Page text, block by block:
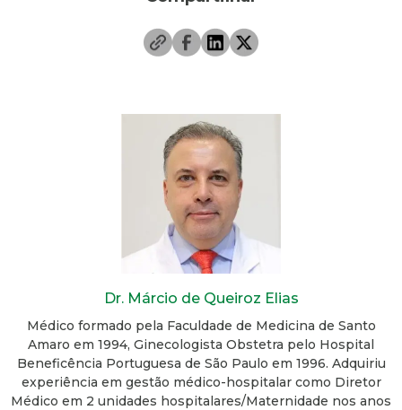
Dr. Márcio de Queiroz Elias
Médico formado pela Faculdade de Medicina de Santo
Amaro em 1994, Ginecologista Obstetra pelo Hospital
Beneficência Portuguesa de São Paulo em 1996. Adquiriu
experiência em gestão médico-hospitalar como Diretor
Médico em 2 unidades hospitalares/Maternidade nos anos